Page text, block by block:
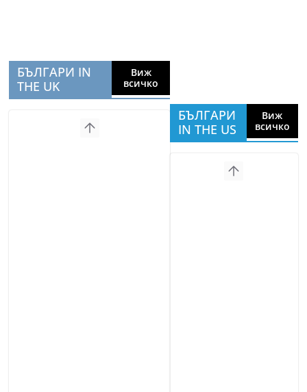
БЪЛГАРИ IN
THE UK
Виж
всичко
БЪЛГАРИ
IN THE US
Виж
всичко